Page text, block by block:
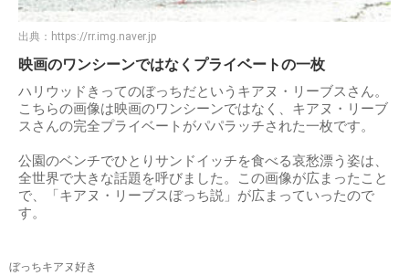
出典： https://rr.img.naver.jp
映画のワンシーンではなくプライベートの一枚
ハリウッドきってのぼっちだというキアヌ・リーブスさん。
こちらの画像は映画のワンシーンではなく、キアヌ・リーブ
スさんの完全プライベートがパパラッチされた一枚です。
公園のベンチでひとりサンドイッチを食べる哀愁漂う姿は、
全世界で大きな話題を呼びました。この画像が広まったこと
で、「キアヌ・リーブスぼっち説」が広まっていったので
す。
ぼっちキアヌ好き